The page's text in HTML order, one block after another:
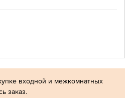
входной и межкомнатных
заказ.